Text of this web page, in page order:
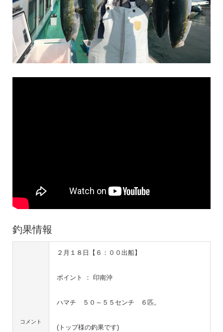
釣果情報
コメント
２月１８日【６：００出船】
ポイント ： 印南沖
ハマチ ５０～５５センチ ６匹。
(トップ様の釣果です)